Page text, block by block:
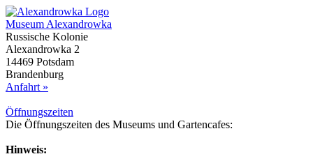
Museum Alexandrowka
Russische Kolonie
Alexandrowka 2
14469 Potsdam
Brandenburg
Anfahrt »
Öffnungs­zeiten
Die Öffnungszeiten des Museums und Gartencafes:
Hinweis: